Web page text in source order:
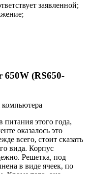
заявленной;
650W (RS650-
этого года,
оказалось это
всего, стоит сказать
вида. Корпус
Решетка, под
в виде ячеек, по